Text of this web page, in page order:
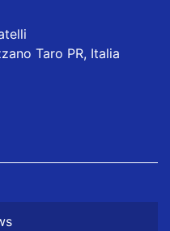
Taro PR, Italia